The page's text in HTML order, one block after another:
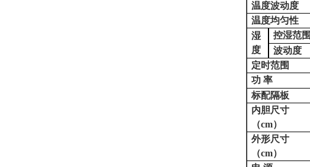
温度波动度
温度均匀性
湿
度
控湿范围
波动度
定时范围
功 率
标配隔板
内胆尺寸
（cm）
外形尺寸
（cm）